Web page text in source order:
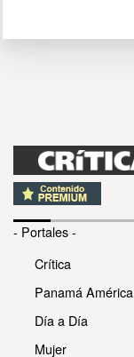
- Portales -
Crítica
Panamá América
Día a Día
Mujer